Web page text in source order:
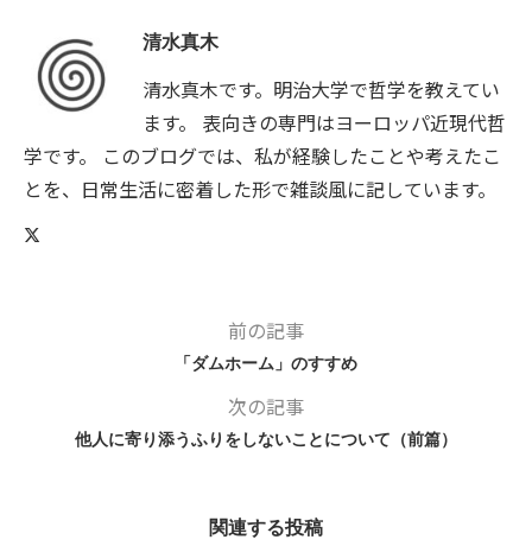
清水真木
清水真木です。明治大学で哲学を教えてい
ます。 表向きの専門はヨーロッパ近現代哲
学です。 このブログでは、私が経験したことや考えたこ
とを、日常生活に密着した形で雑談風に記しています。
前の記事
「ダムホーム」のすすめ
次の記事
他人に寄り添うふりをしないことについて（前篇）
関連する投稿